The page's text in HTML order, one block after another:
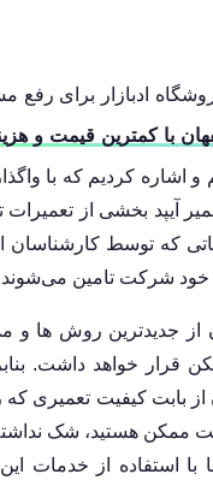
ادبازار برای رفع
با کمترین قیمت و
اشاره کردیم که با
آیپد بخشی از
که توسط کارشناسان
خود شرکت تامین
از جدیدترین روش ها و
قرار خواهد داشت.
از بابت کیفیت تعمیری
ممکن هستید، شک
با استفاده از